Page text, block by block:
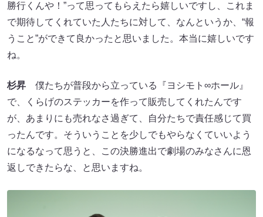
勝行くんや！”って思ってもらえたら嬉しいですし、これま
で期待してくれていた人たちに対して、なんというか、“報
うこと”ができて良かったと思いました。本当に嬉しいです
ね。
杉昇 僕たちが普段から立っている『ヨシモト∞ホール』
で、くらげのステッカーを作って販売してくれたんです
が、あまりにも売れなさ過ぎて、自分たちで責任感じて買
ったんです。そういうことを少しでもやらなくていいよう
になるなって思うと、この決勝進出で劇場のみなさんに恩
返しできたらな、と思いますね。